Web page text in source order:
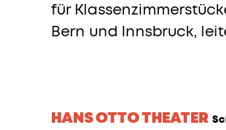
für
Bern und Innsbruck,
HANS OTTO THEATER